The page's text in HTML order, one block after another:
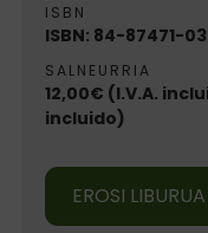
ISBN
ISBN: 84-87471-
SALNEURRIA
12,00€ (I.V.A.
incluido)
EROSI LIBURUA